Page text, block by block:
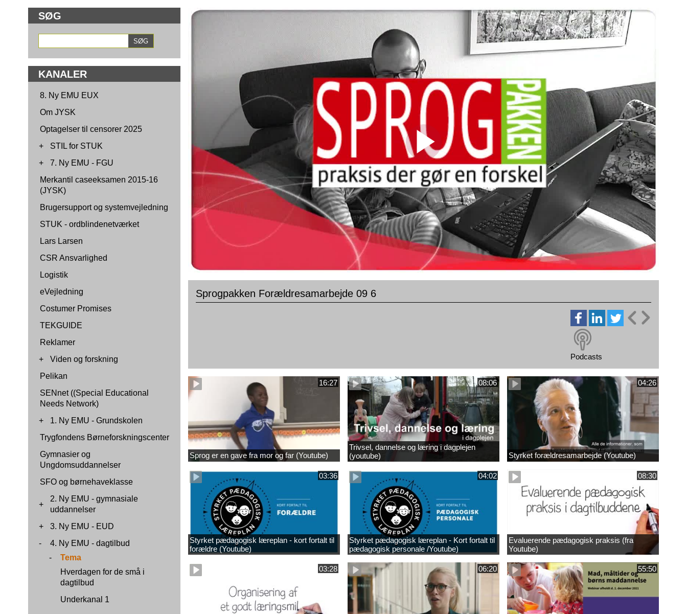
SØG
KANALER
8. Ny EMU EUX
Om JYSK
Optagelser til censorer 2025
+
STIL for STUK
+
7. Ny EMU - FGU
Merkantil caseeksamen 2015-16
(JYSK)
Brugersupport og systemvejledning
STUK - ordblindenetværket
Lars Larsen
CSR Ansvarlighed
Logistik
eVejledning
Costumer Promises
TEKGUIDE
Reklamer
+
Viden og forskning
Pelikan
SENnet ((Special Educational
Needs Network)
+
1. Ny EMU - Grundskolen
Trygfondens Børneforskningscenter
Gymnasier og
Ungdomsuddannelser
SFO og børnehaveklasse
+
2. Ny EMU - gymnasiale
uddannelser
+
3. Ny EMU - EUD
-
4. Ny EMU - dagtilbud
-
Tema
Hverdagen for de små i
dagtilbud
Underkanal 1
Sprogpakken Forældresamarbejde 09 6
Podcasts
16:27
Sprog er en gave fra mor og far (Youtube)
08:06
Trivsel, dannelse og læring i dagplejen
(youtube)
04:26
Styrket forældresamarbejde (Youtube)
03:36
Styrket pædagogisk læreplan - kort fortalt til
forældre (Youtube)
04:02
Styrket pædagogisk læreplan - Kort fortalt til
pædagogisk personale /Youtube)
08:30
Evaluerende pædagogisk praksis (fra
Youtube)
03:28 06:20 55:50